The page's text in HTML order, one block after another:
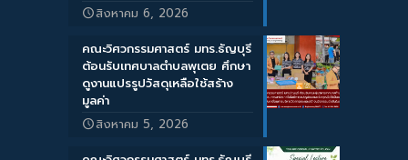
สิงหาคม 6, 2026
คณะวิศวกรรมศาสตร์ มทร.ธัญบุรี
ต้อนรับเทศบาลตำบลพุเตย ศึกษา
ดูงานแปรรูปวัสดุเหลือใช้สร้าง
มูลค่า
สิงหาคม 5, 2026